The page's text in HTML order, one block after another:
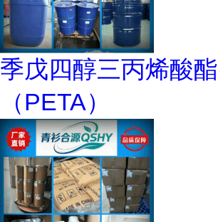
季戊四醇三丙烯酸酯
（PETA）